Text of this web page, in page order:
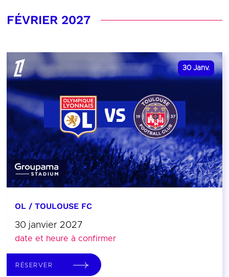
FÉVRIER 2027
30 Janv.
OL / TOULOUSE FC
30 janvier 2027
date et heure à confirmer
RÉSERVER